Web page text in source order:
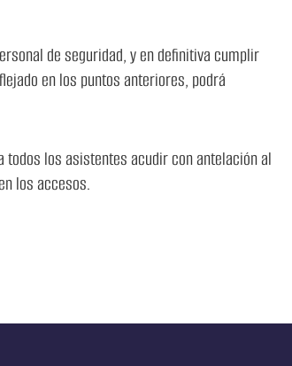
de seguridad, y en definitiva cumplir
en los puntos anteriores, podrá
todos los asistentes acudir con antelación al
los accesos.